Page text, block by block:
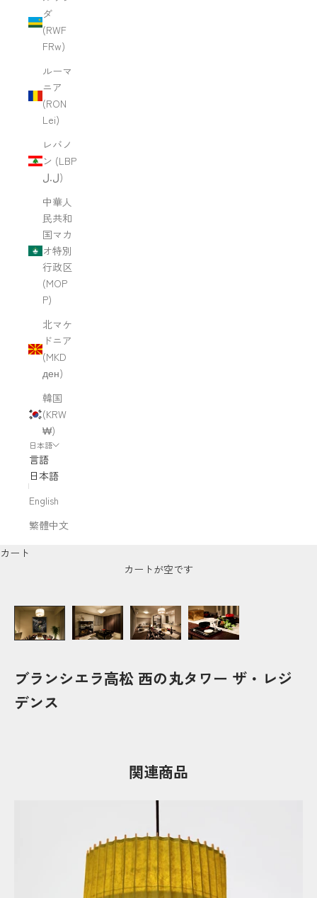
ダ
(RWF
FRw)
ルーマ
ニア
(RON
Lei)
レバノ
ン (LBP
ل.ل)
中華人
民共和
国マカ
オ特別
行政区
(MOP
P)
北マケ
ドニア
(MKD
ден)
韓国
(KRW
₩)
日本語
言語
日本語
English
繁體中文
カート
カートが空です
ブランシエラ高松 西の丸タワー ザ・レジ
デンス
関連商品